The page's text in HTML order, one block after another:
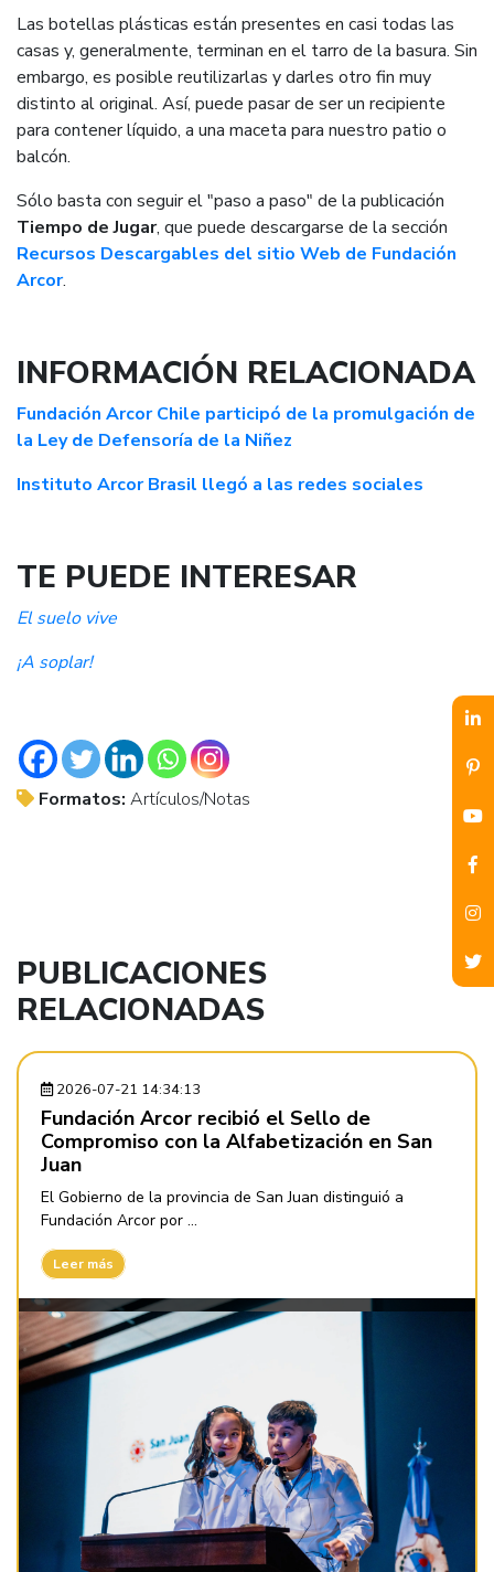
Las botellas plásticas están presentes en casi todas las
casas y, generalmente, terminan en el tarro de la basura. Sin
embargo, es posible reutilizarlas y darles otro fin muy
distinto al original. Así, puede pasar de ser un recipiente
para contener líquido, a una maceta para nuestro patio o
balcón.
Sólo basta con seguir el "paso a paso" de la publicación
Tiempo de Jugar, que puede descargarse de la sección
Recursos Descargables del sitio Web de Fundación
Arcor.
INFORMACIÓN RELACIONADA
Fundación Arcor Chile participó de la promulgación de
la Ley de Defensoría de la Niñez
Instituto Arcor Brasil llegó a las redes sociales
TE PUEDE INTERESAR
El suelo vive
¡A soplar!
Formatos: Artículos/Notas
PUBLICACIONES
RELACIONADAS
2026-07-21 14:34:13
Fundación Arcor recibió el Sello de
Compromiso con la Alfabetización en San
Juan
El Gobierno de la provincia de San Juan distinguió a
Fundación Arcor por ...
Leer más